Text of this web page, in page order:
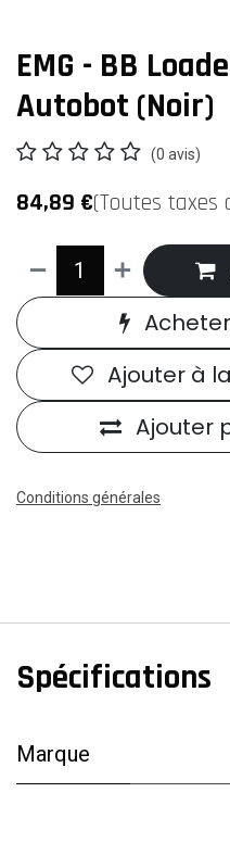
EMG - BB
Autobot (Noir)
(0 avis)
84,89 €(Toutes taxes
Ajouter
Ajouter à
Conditions générales
Spécifications
Marque